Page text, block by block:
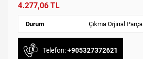
4.277,06 TL
Durum Çıkma Orjinal Parça
Telefon:+905327372621